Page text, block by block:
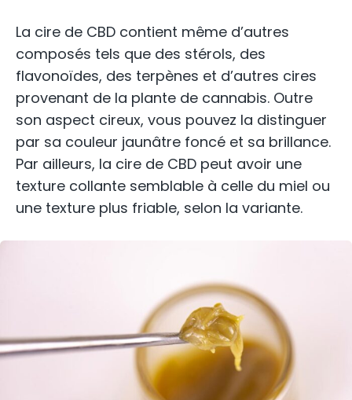
La cire de CBD contient même d’autres
composés tels que des stérols, des
flavonoïdes, des terpènes et d’autres cires
provenant de la plante de cannabis. Outre
son aspect cireux, vous pouvez la distinguer
par sa couleur jaunâtre foncé et sa brillance.
Par ailleurs, la cire de CBD peut avoir une
texture collante semblable à celle du miel ou
une texture plus friable, selon la variante.